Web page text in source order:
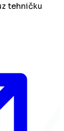
tehničku